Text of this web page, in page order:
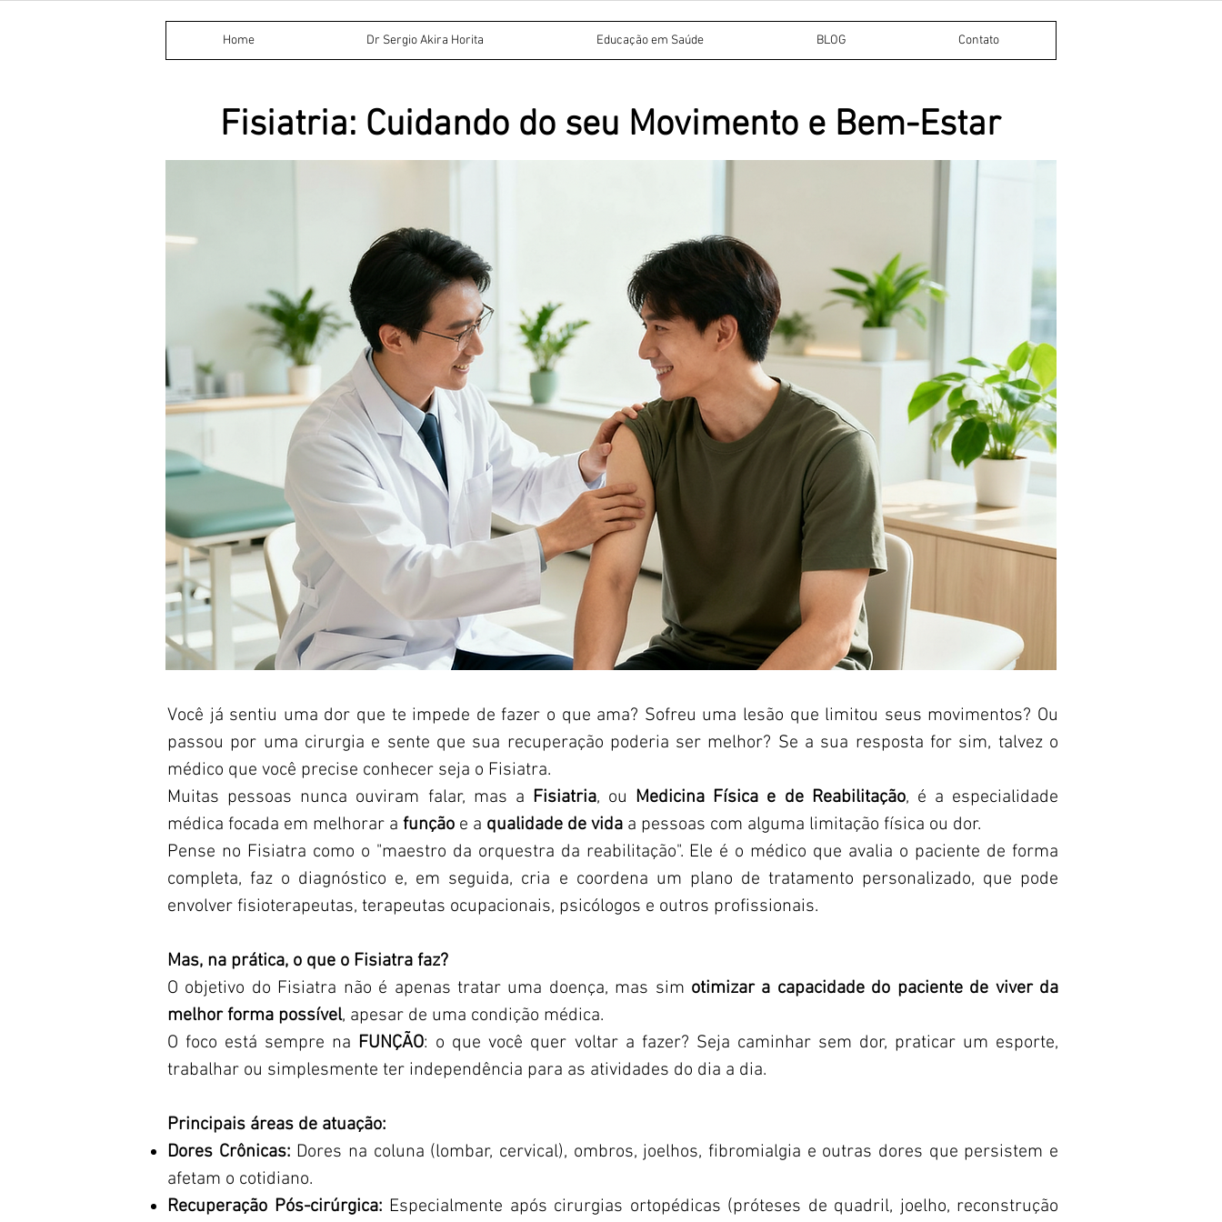
Home Dr Sergio Akira Horita Educação em Saúde BLOG Contato
Fisiatria: Cuidando do seu Movimento e Bem-Estar
Você já sentiu uma dor que te impede de fazer o que ama? Sofreu uma lesão que limitou seus movimentos? Ou
passou por uma cirurgia e sente que sua recuperação poderia ser melhor? Se a sua resposta for sim, talvez o
médico que você precise conhecer seja o Fisiatra.
Muitas pessoas nunca ouviram falar, mas a Fisiatria, ou Medicina Física e de Reabilitação, é a especialidade
médica focada em melhorar a função e a qualidade de vida a pessoas com alguma limitação física ou dor.
Pense no Fisiatra como o "maestro da orquestra da reabilitação". Ele é o médico que avalia o paciente de forma
completa, faz o diagnóstico e, em seguida, cria e coordena um plano de tratamento personalizado, que pode
envolver fisioterapeutas, terapeutas ocupacionais, psicólogos e outros profissionais.
Mas, na prática, o que o Fisiatra faz?
O objetivo do Fisiatra não é apenas tratar uma doença, mas sim otimizar a capacidade do paciente de viver da
melhor forma possível, apesar de uma condição médica.
O foco está sempre na FUNÇÃO: o que você quer voltar a fazer? Seja caminhar sem dor, praticar um esporte,
trabalhar ou simplesmente ter independência para as atividades do dia a dia.
Principais áreas de atuação:
Dores Crônicas: Dores na coluna (lombar, cervical), ombros, joelhos, fibromialgia e outras dores que persistem e
afetam o cotidiano.
Recuperação Pós-cirúrgica: Especialmente após cirurgias ortopédicas (próteses de quadril, joelho, reconstrução